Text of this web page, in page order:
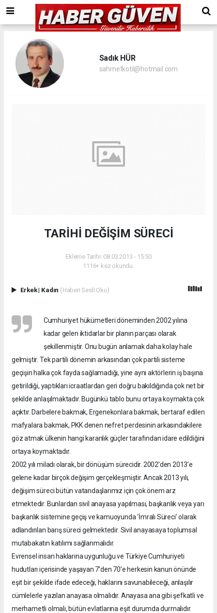
Sadık HÜR
sahmetkotil@hotmail.com
TARİHİ DEĞİŞİM SÜRECİ
Ekleme Tarihi: 08.03.2013 - 15:50
1116+ kez okundu.
Erkek| Kadın (Haberi Sesli Oku)
Cumhuriyet hükümetleri döneminden 2002 yılına
kadar gelen iktidarlar bir planın parçası olarak
şekillenmiştir. Onu bugün anlamak daha kolay hale
gelmiştir. Tek partili dönemin arkasından çok partili sisteme
geçişin halka çok fayda sağlamadığı, yine aynı aktörlerin iş başına
getirildiği, yaptıkları icraatlardan geri doğru bakıldığında çok net bir
şekilde anlaşılmaktadır. Bugünkü tablo bunu ortaya koymakta çok
açıktır. Darbelere bakmak, Ergenekonlara bakmak, bertaraf edilen
mafyalara bakmak, PKK denen nefret perdesinin arkasındakilere
göz atmak ülkenin hangi karanlık güçler tarafından idare edildiğini
ortaya koymaktadır.
2002 yılı miladı olarak, bir dönüşüm sürecidir. 2002’den 2013’e
gelene kadar birçok değişim gerçekleşmiştir. Ancak 2013 yılı,
değişim süreci bütün vatandaşlarımız için çok önem arz
etmektedir. Bunlardan sivil anayasa yapılması, başkanlık veya yarı
başkanlık sistemine geçiş ve kamuoyunda ‘İmralı Süreci’ olarak
adlandırılan barış süreci gelmektedir. Sivil anayasaya toplumsal
mutabakatın katılımı sağlanmalıdır.
Evrensel insan haklarına uygunluğu ve Türkiye Cumhuriyeti
hudutları içerisinde yaşayan 7’den 70’e herkesin kanun önünde
eşit bir şekilde ifade edeceği, haklarını savunabileceği, anlaşılır
cümlelerle yazılan anayasa olmalıdır. Anayasa ana gibi şefkatli ve
merhametli olmalı, bütün evlatlarına eşit durumda durmalıdır.